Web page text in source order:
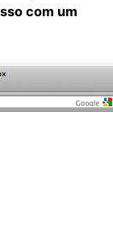
com um